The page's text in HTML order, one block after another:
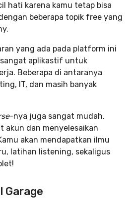
hati karena kamu tetap bisa
beberapa topik free yang
yang ada pada platform ini
aplikastif untuk
Beberapa di antaranya
IT, dan masih banyak
-nya juga sangat mudah.
akun dan menyelesaikan
akan mendapatkan ilmu
latihan listening, sekaligus
Garage